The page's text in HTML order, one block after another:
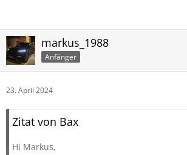
markus_1988
Anfänger
23. April 2024
Zitat von Bax
Hi Markus,